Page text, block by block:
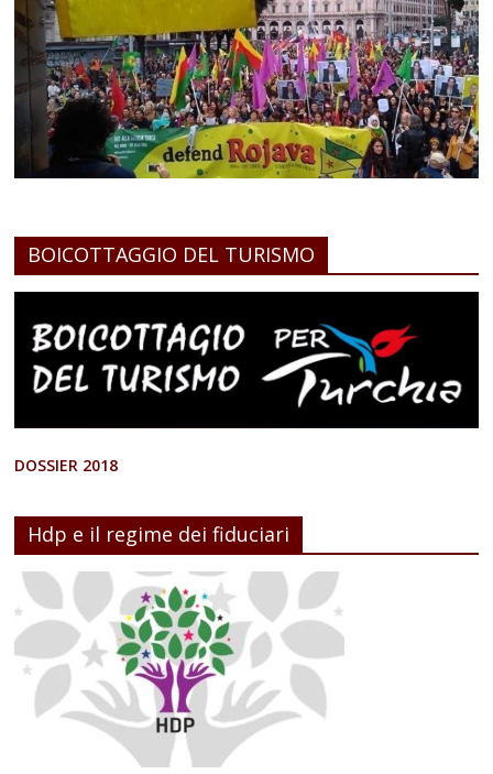
BOICOTTAGGIO DEL TURISMO
DOSSIER 2018
Hdp e il regime dei fiduciari